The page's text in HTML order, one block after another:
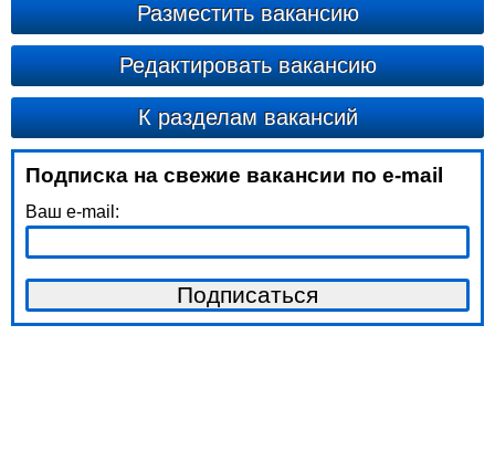
Разместить вакансию
Редактировать вакансию
К разделам вакансий
Подписка на свежие вакансии по e-mail
Ваш e-mail: